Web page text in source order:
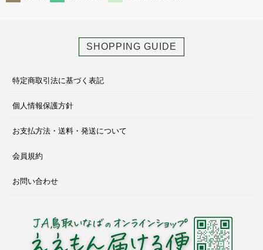
SHOPPING GUIDE
特定商取引法に基づく表記
個人情報保護方針
お支払方法・送料・発送について
会員規約
お問い合わせ